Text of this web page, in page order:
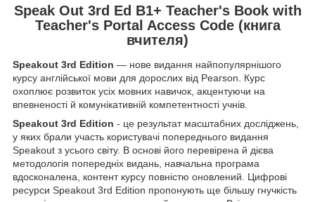
Speak Out 3rd Ed B1+ Teacher's Book with
Teacher's Portal Access Code (книга
вчителя)
Speakout 3rd Edition — нове видання найпопулярнішого
курсу англійської мови для дорослих від Pearson. Курс
охоплює розвиток усіх мовних навичок, акцентуючи на
впевненості й комунікативній компетентності учнів.
Speakout 3rd Edition - це результат масштабних досліджень,
у яких брали участь користувачі попереднього видання
Speakout з усього світу. В основі його перевірена й дієва
методологія попередніх видань, навчальна програма
вдосконалена, контент курсу повністю оновлений. Цифрові
ресурси Speakout 3rd Edition пропонують ще більшу гнучкість